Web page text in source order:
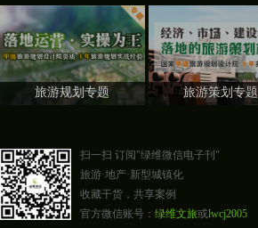
旅游规划专题 旅游策划专题
扫一扫 订阅"绿维微信电子刊"
旅游·地产·新型城镇化
收藏干货，共享案例
官方微信账号： 绿维文旅或lwcj2005